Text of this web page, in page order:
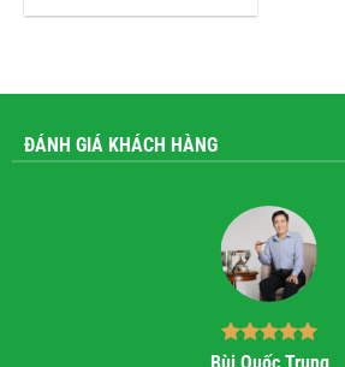
ĐÁNH GIÁ KHÁCH HÀNG
Bùi Quốc Trung